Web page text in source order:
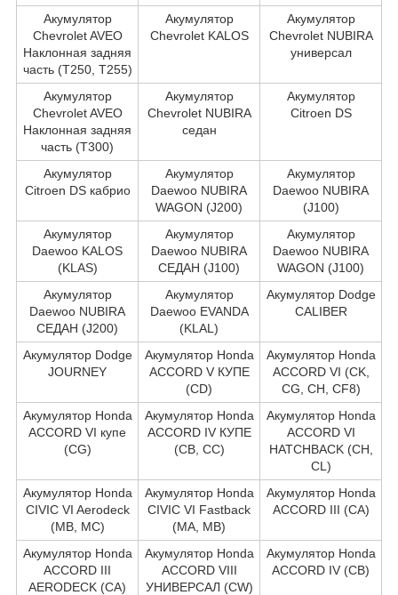
Акумулятор
Chevrolet AVEO
Наклонная задняя
часть (T250, T255)
Акумулятор
Chevrolet KALOS
Акумулятор
Chevrolet NUBIRA
универсал
Акумулятор
Chevrolet AVEO
Наклонная задняя
часть (T300)
Акумулятор
Chevrolet NUBIRA
седан
Акумулятор
Citroen DS
Акумулятор
Citroen DS кабрио
Акумулятор
Daewoo NUBIRA
WAGON (J200)
Акумулятор
Daewoo NUBIRA
(J100)
Акумулятор
Daewoo KALOS
(KLAS)
Акумулятор
Daewoo NUBIRA
СЕДАН (J100)
Акумулятор
Daewoo NUBIRA
WAGON (J100)
Акумулятор
Daewoo NUBIRA
СЕДАН (J200)
Акумулятор
Daewoo EVANDA
(KLAL)
Акумулятор Dodge
CALIBER
Акумулятор Dodge
JOURNEY
Акумулятор Honda
ACCORD V КУПЕ
(CD)
Акумулятор Honda
ACCORD VI (CK,
CG, CH, CF8)
Акумулятор Honda
ACCORD VI купе
(CG)
Акумулятор Honda
ACCORD IV КУПЕ
(CB, CC)
Акумулятор Honda
ACCORD VI
HATCHBACK (CH,
CL)
Акумулятор Honda
CIVIC VI Aerodeck
(MB, MC)
Акумулятор Honda
CIVIC VI Fastback
(MA, MB)
Акумулятор Honda
ACCORD III (CA)
Акумулятор Honda
ACCORD III
AERODECK (CA)
Акумулятор Honda
ACCORD VIII
УНИВЕРСАЛ (CW)
Акумулятор Honda
ACCORD IV (CB)